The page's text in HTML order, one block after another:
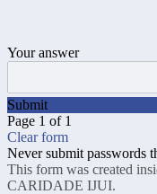
Your answer
Submit
Page 1 of 1
Clear form
Never submit passwords
This form was created
CARIDADE IJUI.